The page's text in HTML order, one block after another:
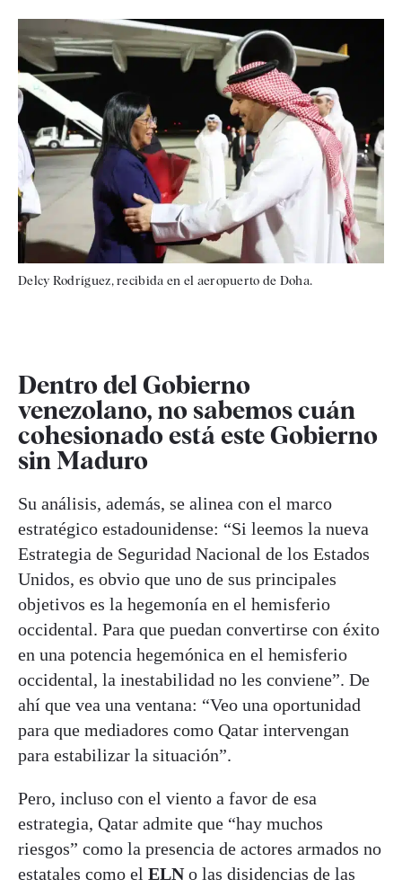
Delcy Rodríguez, recibida en el aeropuerto de Doha.
Dentro del Gobierno
venezolano, no sabemos cuán
cohesionado está este Gobierno
sin Maduro
Su análisis, además, se alinea con el marco
estratégico estadounidense: “Si leemos la nueva
Estrategia de Seguridad Nacional de los Estados
Unidos, es obvio que uno de sus principales
objetivos es la hegemonía en el hemisferio
occidental. Para que puedan convertirse con éxito
en una potencia hegemónica en el hemisferio
occidental, la inestabilidad no les conviene”. De
ahí que vea una ventana: “Veo una oportunidad
para que mediadores como Qatar intervengan
para estabilizar la situación”.
Pero, incluso con el viento a favor de esa
estrategia, Qatar admite que “hay muchos
riesgos” como la presencia de actores armados no
estatales como el ELNo las disidencias de las